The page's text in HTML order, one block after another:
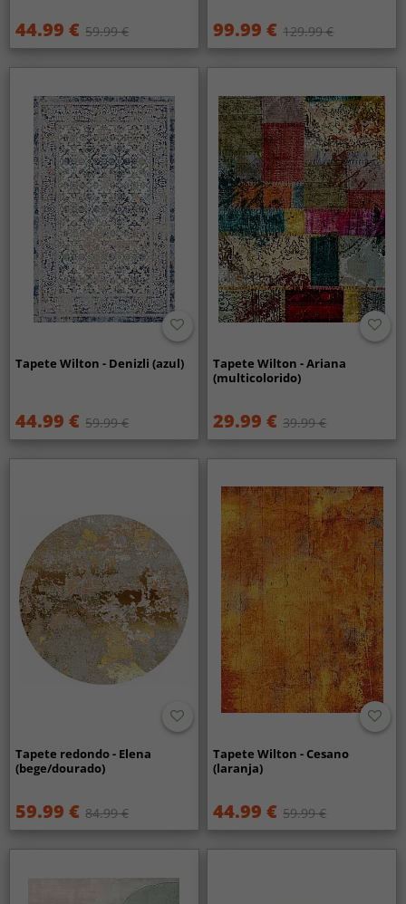
44.99 € 59.99 € 99.99 € 129.99 €
Tapete Wilton - Denizli (azul)
44.99 € 59.99 €
Tapete Wilton - Ariana
(multicolorido)
29.99 € 39.99 €
Tapete redondo - Elena
(bege/dourado)
59.99 € 84.99 €
Tapete Wilton - Cesano
(laranja)
44.99 € 59.99 €